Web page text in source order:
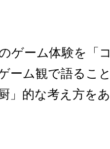
ゲーム体験を「
ーム観で語るこ
」的な考え方を